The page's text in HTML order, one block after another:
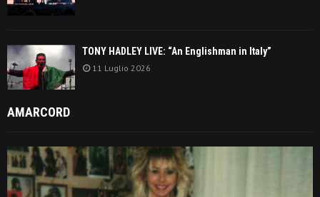
TONY HADLEY LIVE: “An Englishman in Italy”
11 Luglio 2026
AMARCORD